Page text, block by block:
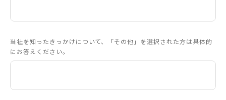
当社を知ったきっかけについて、「その他」を選択された方は具体的
にお答えください。